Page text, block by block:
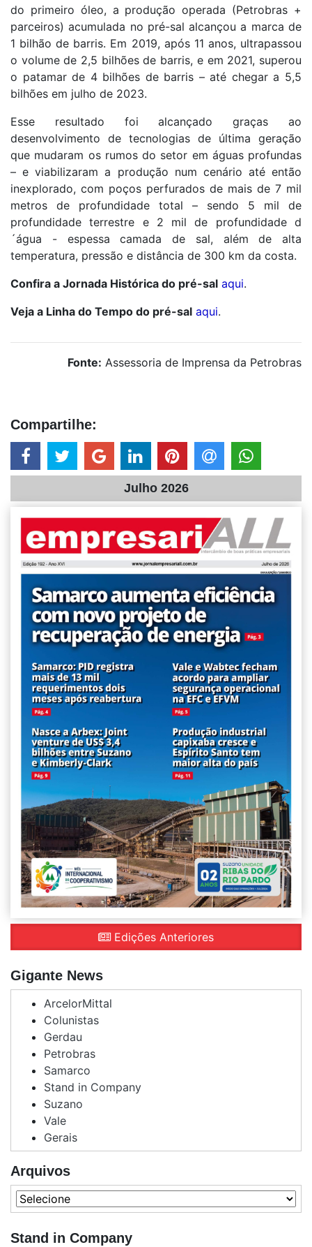
do primeiro óleo, a produção operada (Petrobras +
parceiros) acumulada no pré-sal alcançou a marca de
1 bilhão de barris. Em 2019, após 11 anos, ultrapassou
o volume de 2,5 bilhões de barris, e em 2021, superou
o patamar de 4 bilhões de barris – até chegar a 5,5
bilhões em julho de 2023.
Esse resultado foi alcançado graças ao
desenvolvimento de tecnologias de última geração
que mudaram os rumos do setor em águas profundas
– e viabilizaram a produção num cenário até então
inexplorado, com poços perfurados de mais de 7 mil
metros de profundidade total – sendo 5 mil de
profundidade terrestre e 2 mil de profundidade d
´água - espessa camada de sal, além de alta
temperatura, pressão e distância de 300 km da costa.
Confira a Jornada Histórica do pré-sal aqui.
Veja a Linha do Tempo do pré-sal aqui.
Fonte: Assessoria de Imprensa da Petrobras
Compartilhe:
Julho 2026
Edições Anteriores
Gigante News
ArcelorMittal
Colunistas
Gerdau
Petrobras
Samarco
Stand in Company
Suzano
Vale
Gerais
Arquivos
Stand in Company